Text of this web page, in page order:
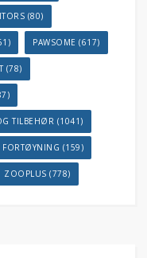
(80)
PAWSOME (617)
(78)
TILBEHØR (1041)
FORTØYNING (159)
ZOOPLUS (778)